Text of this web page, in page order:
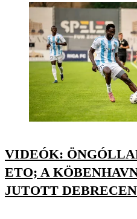
VIDEÓK:
ETO; A
JUTOTT